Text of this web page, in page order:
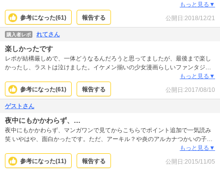
じで私は満足してます。 多分、キャラとか話の筋自体はしっかりしてるのだと
思います。 私も最終巻は結構泣けましたし、とってもよかったです。 他の方の
酷評は気にせずに、気になる方は読んでみてはいかがでしょうか。 少なくとも
私は最終巻まで購入して全く後悔していません(*^^*)
もっと見る▼
参考になった(61) 報告する 公開日:2018/12/21
購入者レポ れてさん
楽しかったです
レポが結構厳しめで、一体どうなるんだろうと思ってましたが、最後まで楽し
かったし、ラストは泣けました。イケメン揃いの少女漫画らしいファンタジー
もっと見る▼
参考になった(61) 報告する 公開日:2017/08/10
ゲストさん
夜中にもかかわらず、…
夜中にもかかわらず、マンガワンで見てからこちらでポイント追加で一気読み
笑 いやはや、面白かったです。ただ、アーキル？や炎のアルカナつかいの子は
もっと掘り下げて描いて欲しかったですね、そうしたらかなり長編になるかも
しれないけれど、12-13巻までがかなり駆け足だったように思います。そして今
まで準主役であるロキを微妙なラストで終わらせたのはとても残念でした。準
もっと見る▼
参考になった(11) 報告する 公開日:2015/11/05